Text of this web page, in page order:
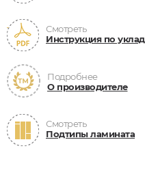
Смотреть
Инструкция по
Подробнее
О производителе
Смотреть
Подтипы ламината